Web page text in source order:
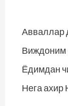
Авваллар
Виждоним
Ёдимдан
Нега ахир